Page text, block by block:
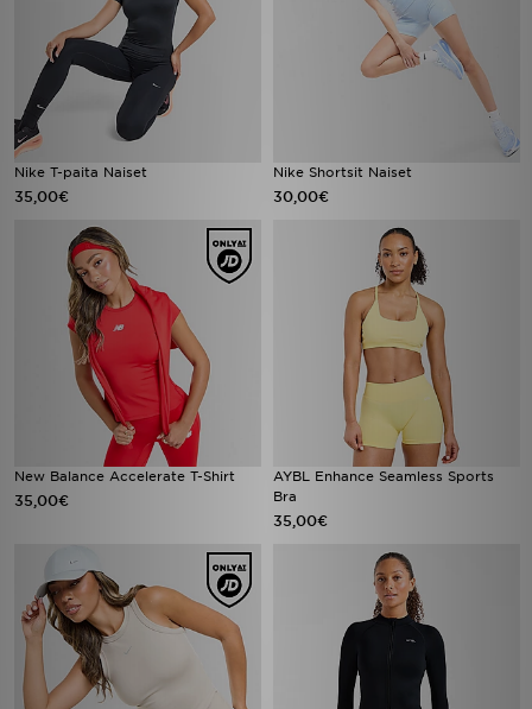
Nike T-paita Naiset
35,00€
Nike Shortsit Naiset
30,00€
New Balance Accelerate T-Shirt
35,00€
AYBL Enhance Seamless Sports
Bra
35,00€